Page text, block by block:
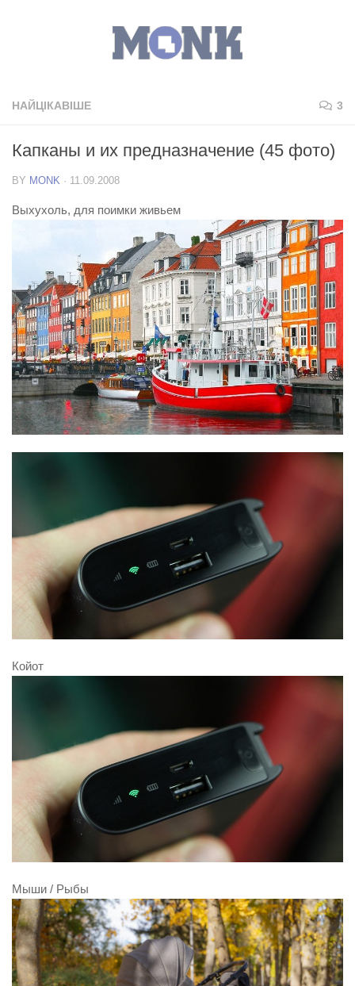
НАЙЦІКАВІШЕ 3
Капканы и их предназначение (45 фото)
BY MONK · 11.09.2008
Выхухоль, для поимки живьем
Койот
Мыши / Рыбы